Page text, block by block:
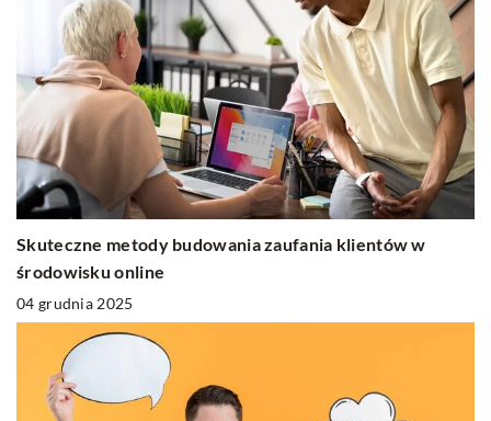
Skuteczne metody budowania zaufania klientów w
środowisku online
04 grudnia 2025